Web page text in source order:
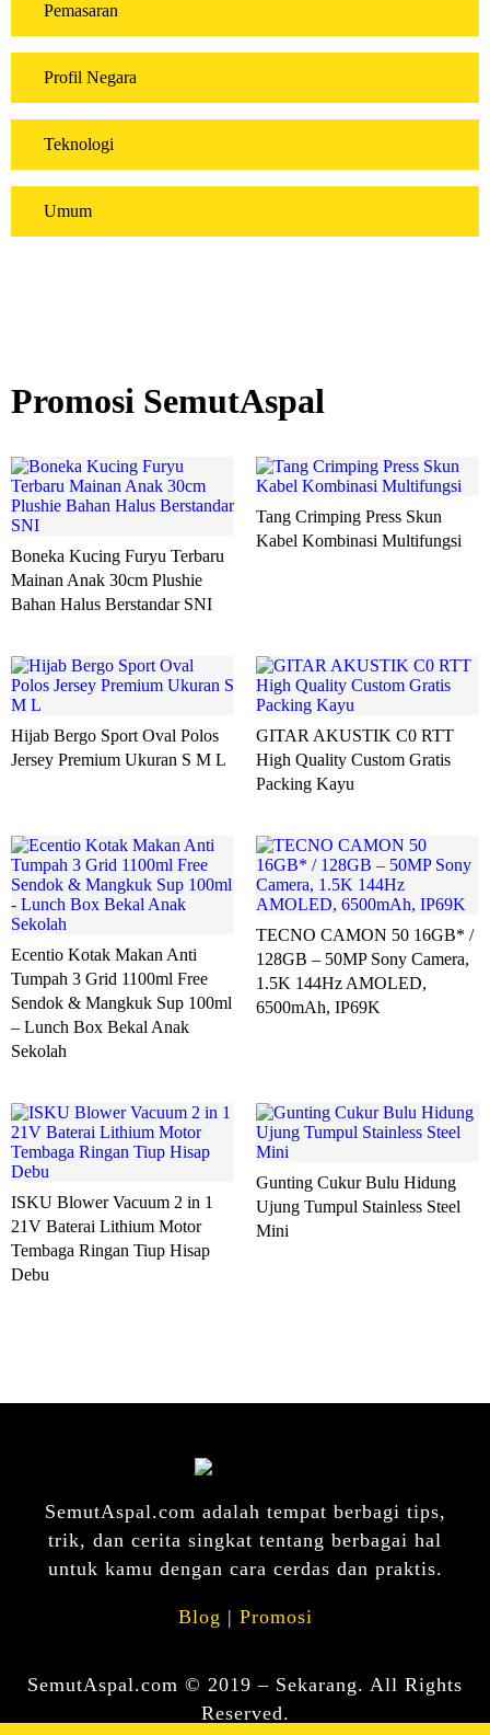
Pemasaran
Profil Negara
Teknologi
Umum
Promosi SemutAspal
Boneka Kucing Furyu Terbaru
Mainan Anak 30cm Plushie
Bahan Halus Berstandar SNI
Tang Crimping Press Skun
Kabel Kombinasi Multifungsi
Hijab Bergo Sport Oval Polos
Jersey Premium Ukuran S M L
GITAR AKUSTIK C0 RTT
High Quality Custom Gratis
Packing Kayu
Ecentio Kotak Makan Anti
Tumpah 3 Grid 1100ml Free
Sendok & Mangkuk Sup 100ml
– Lunch Box Bekal Anak
Sekolah
TECNO CAMON 50 16GB* /
128GB – 50MP Sony Camera,
1.5K 144Hz AMOLED,
6500mAh, IP69K
ISKU Blower Vacuum 2 in 1
21V Baterai Lithium Motor
Tembaga Ringan Tiup Hisap
Debu
Gunting Cukur Bulu Hidung
Ujung Tumpul Stainless Steel
Mini
SemutAspal.com adalah tempat berbagi tips,
trik, dan cerita singkat tentang berbagai hal
untuk kamu dengan cara cerdas dan praktis.
Blog | Promosi
SemutAspal.com © 2019 – Sekarang. All Rights
Reserved.